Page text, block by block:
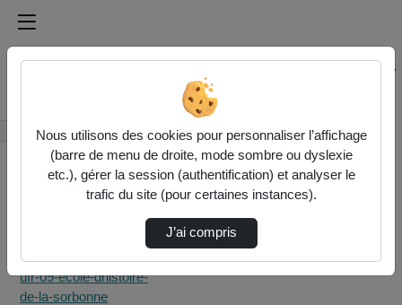
Médiathèque de l'université Paris
Rechercher un média sur Médiathèque de l'université
Accueil Rechercher
pour en retirer) :
ufr-09-ecole-dhistoire-
de-la-sorbonne
Nous utilisons des cookies pour personnaliser l’affichage
(barre de menu de droite, mode sombre ou dyslexie
etc.), gérer la session (authentification) et analyser le
trafic du site (pour certaines instances).
J’ai compris